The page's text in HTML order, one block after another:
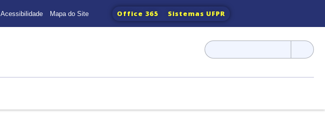
Acessibilidade Mapa do Site Office 365 Sistemas UFPR
Pesquisar
por: